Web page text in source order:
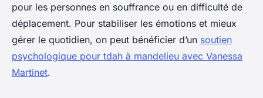
pour les personnes en souffrance ou en difficulté de
déplacement. Pour stabiliser les émotions et mieux
gérer le quotidien, on peut bénéficier d’un soutien
psychologique pour tdah à mandelieu avec Vanessa
Martinet.